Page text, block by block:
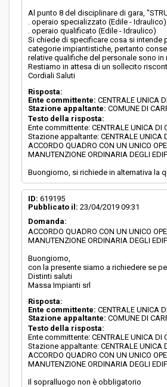
Al punto 8 del disciplinare di gara,
. operaio specializzato (Edile - Idraulico)
. operaio qualificato (Edile - Idraulico)
Si chiede di specificare cosa si intende
categorie impiantistiche, pertanto
relative qualifiche del personale sono
Restiamo in attesa di un sollecito
Cordiali Saluti
Risposta:
Ente committente: CENTRALE UNICA
Stazione appaltante: COMUNE DI
Testo della risposta:
Ente committente: CENTRALE UNICA DI
Stazione appaltante: CENTRALE UNICA
ACCORDO QUADRO CON UN UNICO
MANUTENZIONE ORDINARIA DEGLI
Buongiorno, si richiede in alternativa la
ID: 619195
Pubblicato il: 23/04/2019 09:31
Domanda:
ACCORDO QUADRO CON UN UNICO
MANUTENZIONE ORDINARIA DEGLI
Buongiorno,
con la presente siamo a richiedere se
Distinti saluti
Massa Impianti srl
Risposta:
Ente committente: CENTRALE UNICA
Stazione appaltante: COMUNE DI
Testo della risposta:
Ente committente: CENTRALE UNICA DI
Stazione appaltante: CENTRALE UNICA
ACCORDO QUADRO CON UN UNICO
MANUTENZIONE ORDINARIA DEGLI
Il sopralluogo non è obbligatorio